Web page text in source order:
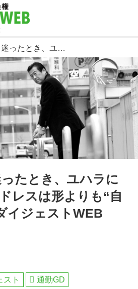
【通勤GD】迷ったとき、ユハラに帰れ! Vol.7 アドレスは形よりも“自然体” ゴルフダイジェストWEB
ったとき、ユハラに
レスは形よりも“自
イジェストWEB
スト
通勤GD